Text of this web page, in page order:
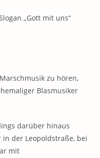
„Gott mit uns“
zu hören,
Blasmusiker
darüber hinaus
der Leopoldstraße, bei
mit